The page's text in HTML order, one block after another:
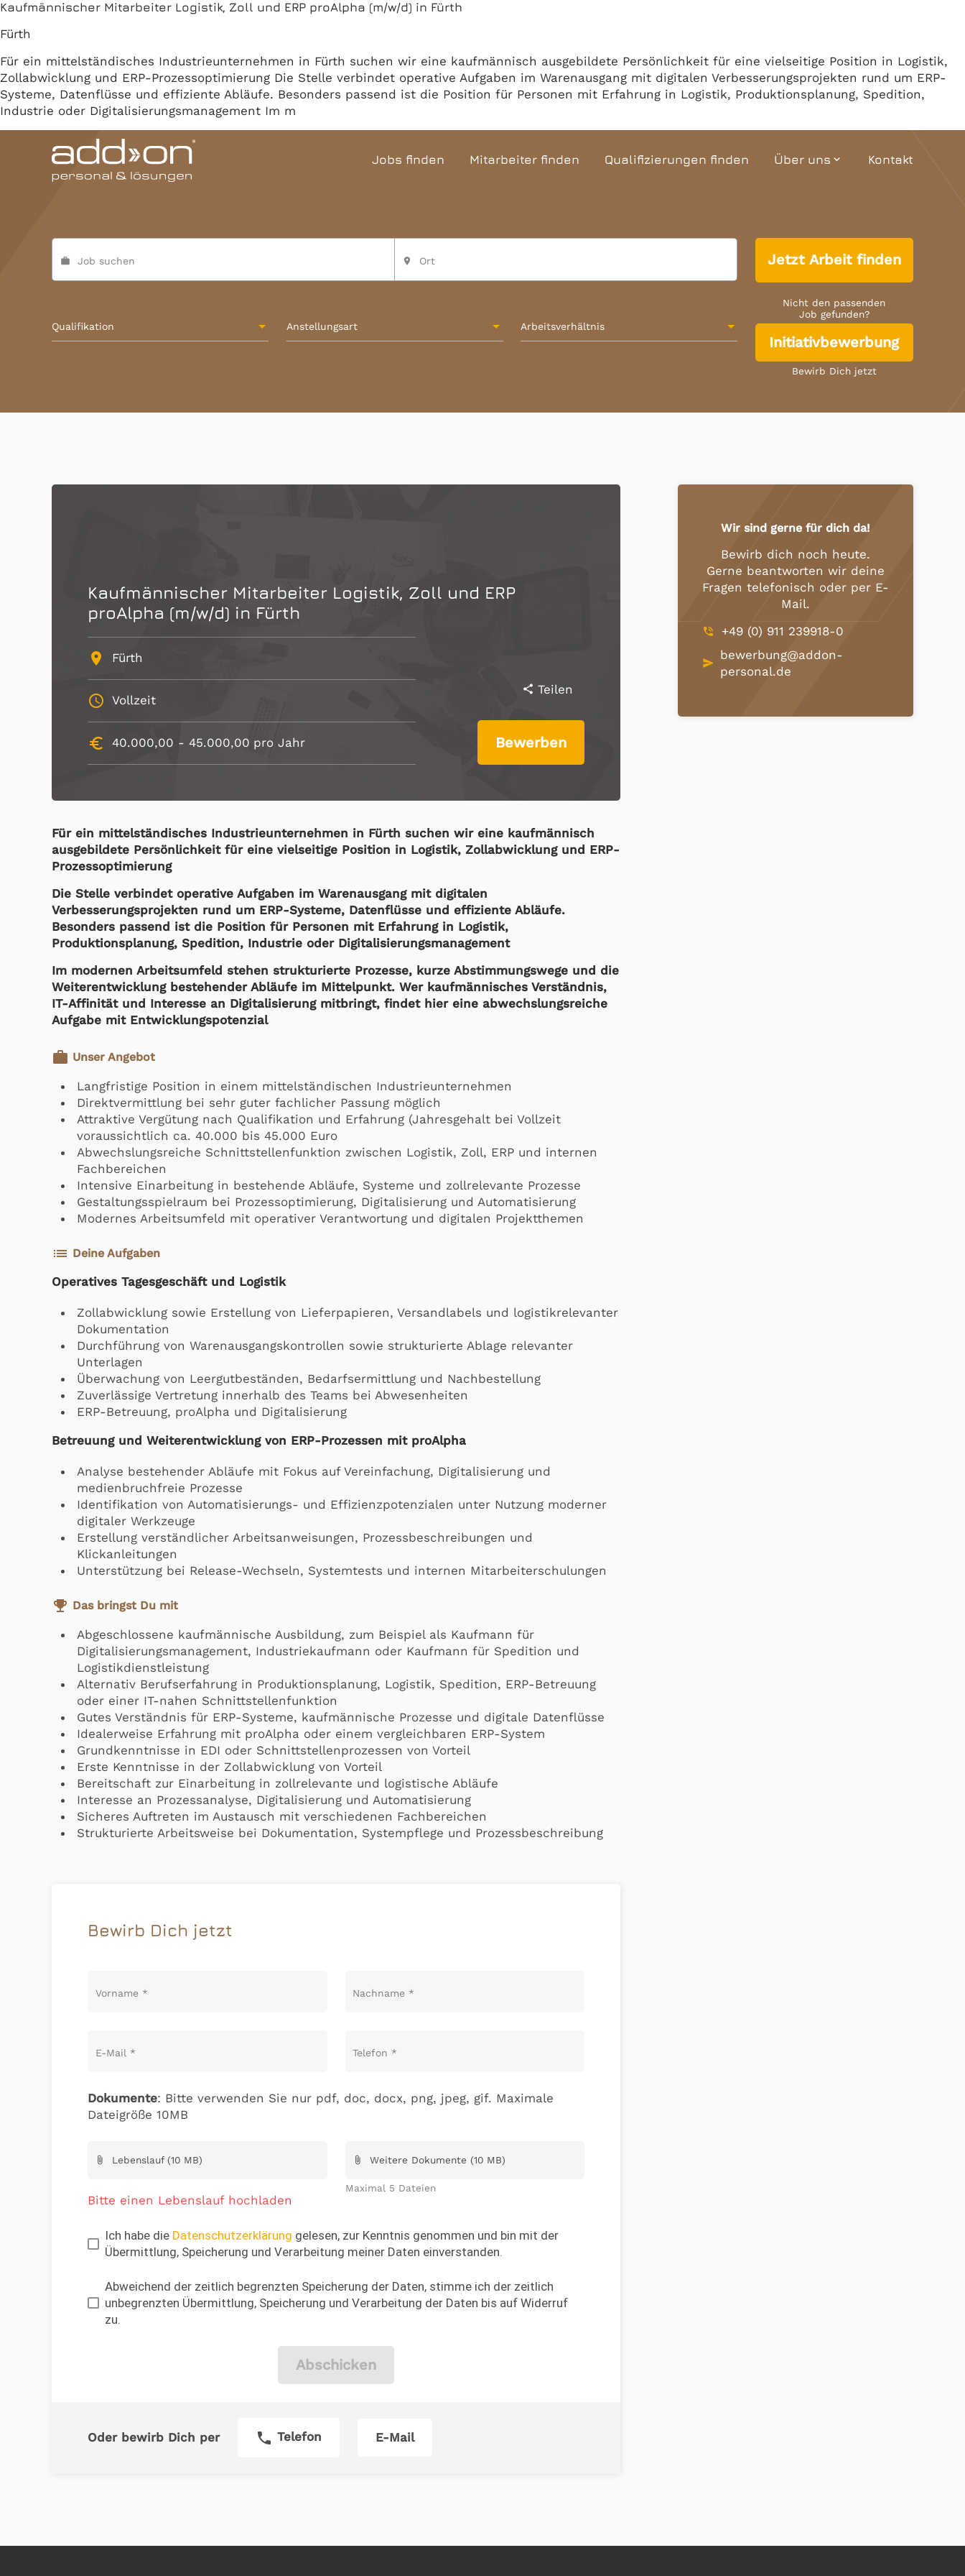
Kaufmännischer Mitarbeiter Logistik, Zoll und ERP proAlpha (m/w/d) in Fürth
Fürth
Für ein mittelständisches Industrieunternehmen in Fürth suchen wir eine kaufmännisch ausgebildete Persönlichkeit für eine vielseitige Position in Logistik,
Zollabwicklung und ERP-Prozessoptimierung Die Stelle verbindet operative Aufgaben im Warenausgang mit digitalen Verbesserungsprojekten rund um ERP-
Systeme, Datenflüsse und effiziente Abläufe. Besonders passend ist die Position für Personen mit Erfahrung in Logistik, Produktionsplanung, Spedition,
Industrie oder Digitalisierungsmanagement Im m
Jobs finden Mitarbeiter finden Qualifizierungen finden Über uns expand_more
Team
Termine
Kontakt
work Job suchen place Ort Jetzt Arbeit finden
Qualifikation Anstellungsart Arbeitsverhältnis
Nicht den passenden
Job gefunden?
Initiativbewerbung
Bewirb Dich jetzt
Kaufmännischer Mitarbeiter Logistik, Zoll und ERP
proAlpha (m/w/d) in Fürth
place Fürth
schedule Vollzeit
euro_symbol 40.000,00 - 45.000,00 pro Jahr
share Teilen
Bewerben
Für ein mittelständisches Industrieunternehmen in Fürth suchen wir eine kaufmännisch
ausgebildete Persönlichkeit für eine vielseitige Position in Logistik, Zollabwicklung und ERP-
Prozessoptimierung
Die Stelle verbindet operative Aufgaben im Warenausgang mit digitalen
Verbesserungsprojekten rund um ERP-Systeme, Datenflüsse und effiziente Abläufe.
Besonders passend ist die Position für Personen mit Erfahrung in Logistik,
Produktionsplanung, Spedition, Industrie oder Digitalisierungsmanagement
Im modernen Arbeitsumfeld stehen strukturierte Prozesse, kurze Abstimmungswege und die
Weiterentwicklung bestehender Abläufe im Mittelpunkt. Wer kaufmännisches Verständnis,
IT-Affinität und Interesse an Digitalisierung mitbringt, findet hier eine abwechslungsreiche
Aufgabe mit Entwicklungspotenzial
work Unser Angebot
Langfristige Position in einem mittelständischen Industrieunternehmen
Direktvermittlung bei sehr guter fachlicher Passung möglich
Attraktive Vergütung nach Qualifikation und Erfahrung (Jahresgehalt bei Vollzeit
voraussichtlich ca. 40.000 bis 45.000 Euro
Abwechslungsreiche Schnittstellenfunktion zwischen Logistik, Zoll, ERP und internen
Fachbereichen
Intensive Einarbeitung in bestehende Abläufe, Systeme und zollrelevante Prozesse
Gestaltungsspielraum bei Prozessoptimierung, Digitalisierung und Automatisierung
Modernes Arbeitsumfeld mit operativer Verantwortung und digitalen Projektthemen
list Deine Aufgaben
Operatives Tagesgeschäft und Logistik
Zollabwicklung sowie Erstellung von Lieferpapieren, Versandlabels und logistikrelevanter
Dokumentation
Durchführung von Warenausgangskontrollen sowie strukturierte Ablage relevanter
Unterlagen
Überwachung von Leergutbeständen, Bedarfsermittlung und Nachbestellung
Zuverlässige Vertretung innerhalb des Teams bei Abwesenheiten
ERP-Betreuung, proAlpha und Digitalisierung
Betreuung und Weiterentwicklung von ERP-Prozessen mit proAlpha
Analyse bestehender Abläufe mit Fokus auf Vereinfachung, Digitalisierung und
medienbruchfreie Prozesse
Identifikation von Automatisierungs- und Effizienzpotenzialen unter Nutzung moderner
digitaler Werkzeuge
Erstellung verständlicher Arbeitsanweisungen, Prozessbeschreibungen und
Klickanleitungen
Unterstützung bei Release-Wechseln, Systemtests und internen Mitarbeiterschulungen
emoji_events Das bringst Du mit
Abgeschlossene kaufmännische Ausbildung, zum Beispiel als Kaufmann für
Digitalisierungsmanagement, Industriekaufmann oder Kaufmann für Spedition und
Logistikdienstleistung
Alternativ Berufserfahrung in Produktionsplanung, Logistik, Spedition, ERP-Betreuung
oder einer IT-nahen Schnittstellenfunktion
Gutes Verständnis für ERP-Systeme, kaufmännische Prozesse und digitale Datenflüsse
Idealerweise Erfahrung mit proAlpha oder einem vergleichbaren ERP-System
Grundkenntnisse in EDI oder Schnittstellenprozessen von Vorteil
Erste Kenntnisse in der Zollabwicklung von Vorteil
Bereitschaft zur Einarbeitung in zollrelevante und logistische Abläufe
Interesse an Prozessanalyse, Digitalisierung und Automatisierung
Sicheres Auftreten im Austausch mit verschiedenen Fachbereichen
Strukturierte Arbeitsweise bei Dokumentation, Systempflege und Prozessbeschreibung
Bewirb Dich jetzt
Vorname * Nachname *
E-Mail * Telefon *
Dokumente: Bitte verwenden Sie nur pdf, doc, docx, png, jpeg, gif. Maximale
Dateigröße 10MB
attach_file Lebenslauf (10 MB)
Bitte einen Lebenslauf hochladen
attach_file Weitere Dokumente (10 MB)
Maximal 5 Dateien
Ich habe die Datenschutzerklärung gelesen, zur Kenntnis genommen und bin mit der
Übermittlung, Speicherung und Verarbeitung meiner Daten einverstanden.
Abweichend der zeitlich begrenzten Speicherung der Daten, stimme ich der zeitlich
unbegrenzten Übermittlung, Speicherung und Verarbeitung der Daten bis auf Widerruf
zu.
Abschicken
Oder bewirb Dich per phone Telefon E-Mail
Wir sind gerne für dich da!
Bewirb dich noch heute.
Gerne beantworten wir deine
Fragen telefonisch oder per E-
Mail.
phone_in_talk +49 (0) 911 239918-0
send
bewerbung@addon-
personal.de